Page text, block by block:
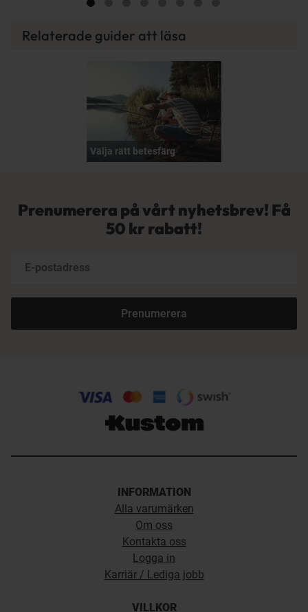
Relaterade guider att läsa
Välja rätt betesfärg
Prenumerera på vårt nyhetsbrev! Få
50 kr rabatt!
Prenumerera
INFORMATION
Alla varumärken
Om oss
Kontakta oss
Logga in
Karriär / Lediga jobb
VILLKOR